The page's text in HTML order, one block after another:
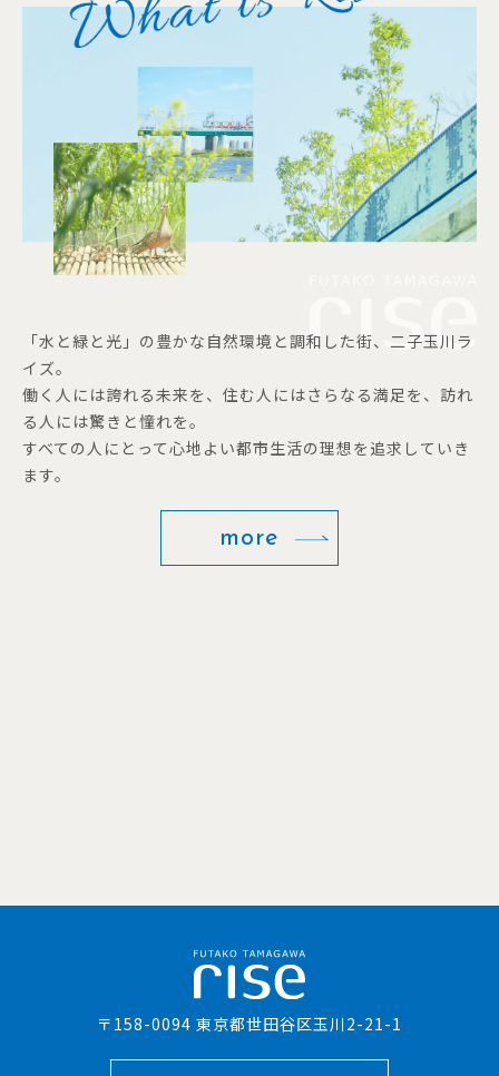
「水と緑と光」の豊かな自然環境と調和した街、二子玉川ラ
イズ。
働く人には誇れる未来を、住む人にはさらなる満足を、訪れ
る人には驚きと憧れを。
すべての人にとって心地よい都市生活の理想を追求していき
ます。
more
〒158-0094 東京都世田谷区玉川2-21-1